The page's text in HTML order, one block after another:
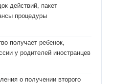
действий, пакет
процедуры
получает ребенок,
у родителей иностранцев
о получении второго